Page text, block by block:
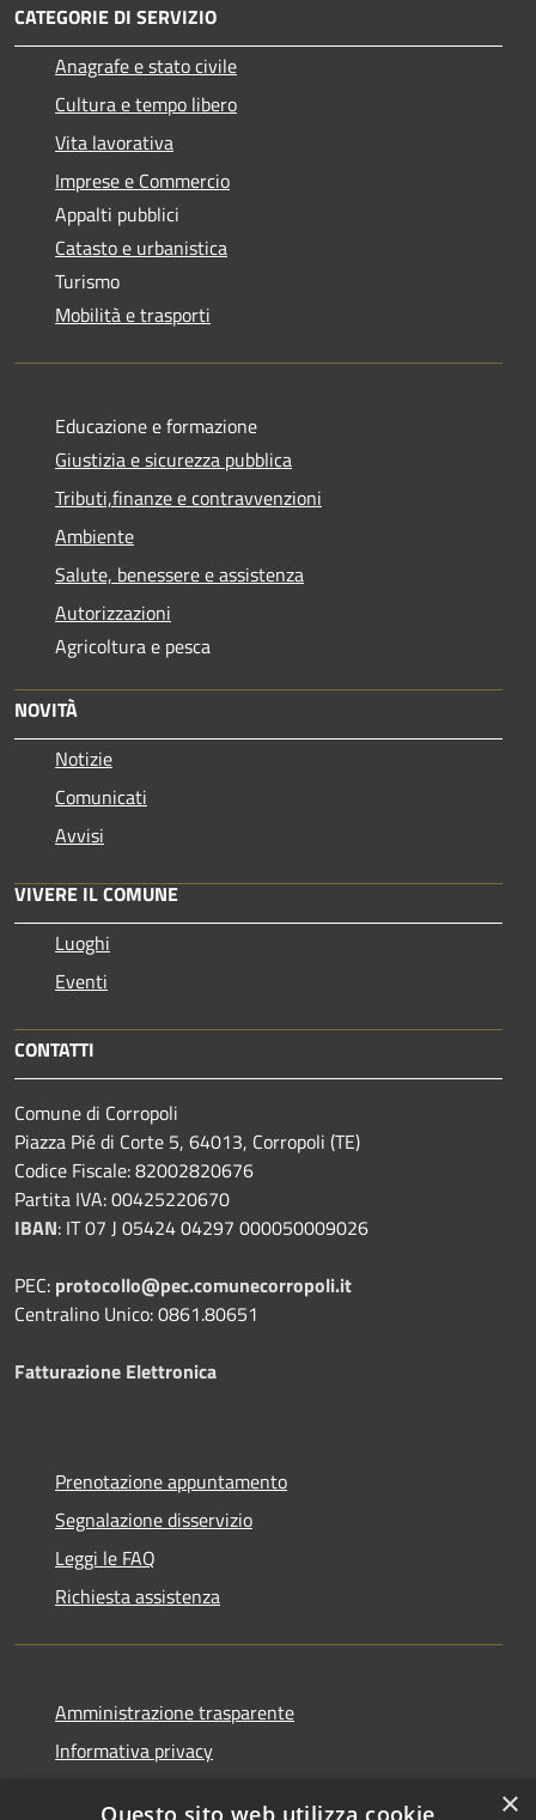
CATEGORIE DI SERVIZIO
Anagrafe e stato civile
Cultura e tempo libero
Vita lavorativa
Imprese e Commercio
Appalti pubblici
Catasto e urbanistica
Turismo
Mobilità e trasporti
Educazione e formazione
Giustizia e sicurezza pubblica
Tributi,finanze e contravvenzioni
Ambiente
Salute, benessere e assistenza
Autorizzazioni
Agricoltura e pesca
NOVITÀ
Notizie
Comunicati
Avvisi
VIVERE IL COMUNE
Luoghi
Eventi
CONTATTI
Comune di Corropoli
Piazza Pié di Corte 5, 64013, Corropoli (TE)
Codice Fiscale: 82002820676
Partita IVA: 00425220670
IBAN: IT 07 J 05424 04297 000050009026
PEC: protocollo@pec.comunecorropoli.it
Centralino Unico: 0861.80651
Fatturazione Elettronica
Prenotazione appuntamento
Segnalazione disservizio
Leggi le FAQ
Richiesta assistenza
Amministrazione trasparente
Informativa privacy
×
Questo sito web utilizza cookie